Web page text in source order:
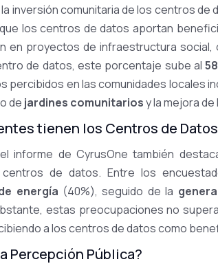
inversión comunitaria de los centros de
los centros de datos aportan
en proyectos de infraestructura
de datos, este porcentaje sube al
en las comunidades locales
de jardines comunitariosy la mejora de
tienen los Centros de
informe de CyrusOne también
de datos. Entre los
energía (40%), seguido de la
estas preocupaciones no
a los centros de datos como
Percepción Pública?